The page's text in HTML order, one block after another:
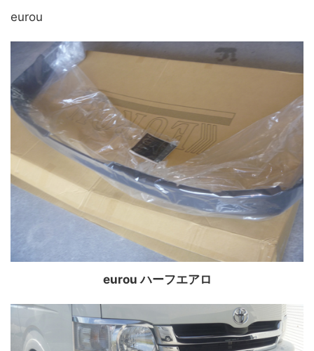
eurou
eurou ハーフエアロ